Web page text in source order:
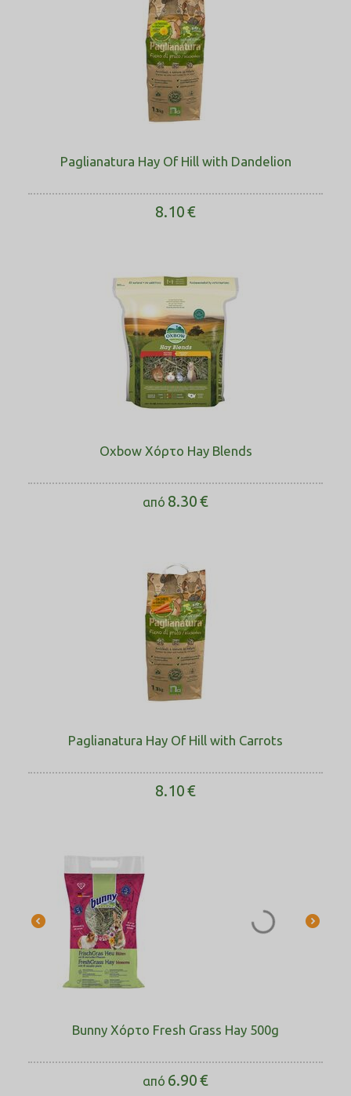
Paglianatura Hay Of Hill with Dandelion
8.10€
Oxbow Χόρτο Hay Blends
από 8.30€
Paglianatura Hay Of Hill with Carrots
8.10€
Bunny Χόρτο Fresh Grass Hay 500g
από 6.90€